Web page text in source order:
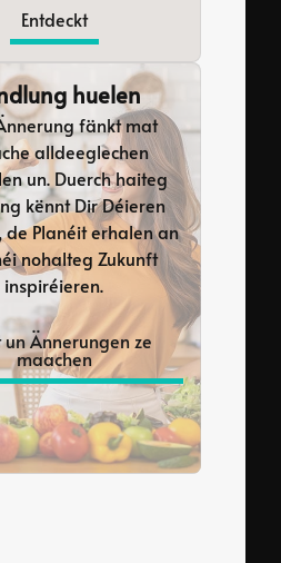
Entdeckt
huelen
fänkt mat
alldeeglechen
un. Duerch haiteg
kënnt Dir Déieren
de Planéit erhalen an
nohalteg Zukunft
inspiréieren.
un Ännerungen ze
maachen